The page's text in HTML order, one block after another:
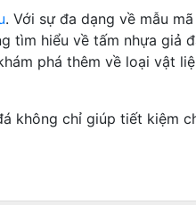
. Với sự đa dạng về mẫu
tìm hiểu về tấm nhựa giả
phá thêm về loại vật
không chỉ giúp tiết kiệm